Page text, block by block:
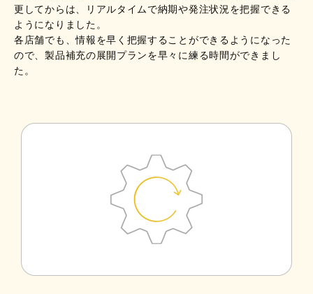
更してからは、リアルタイムで納期や発注状況を把握できる
ようになりました。
各店舗でも、情報を早く把握することができるようになった
ので、製品補充の展開プランを早々に練る時間ができまし
た。